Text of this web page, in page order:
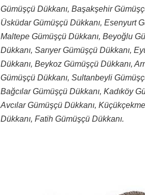
Gümüşçü Dükkanı, Başakşehir
Üsküdar Gümüşçü Dükkanı, Esenyurt
Maltepe Gümüşçü Dükkanı, Beyoğlu
Dükkanı, Sarıyer Gümüşçü Dükkanı,
Dükkanı, Beykoz Gümüşçü Dükkanı,
Gümüşçü Dükkanı, Sultanbeyli
Bağcılar Gümüşçü Dükkanı, Kadıköy
Avcılar Gümüşçü Dükkanı,
Dükkanı, Fatih Gümüşçü Dükkanı.